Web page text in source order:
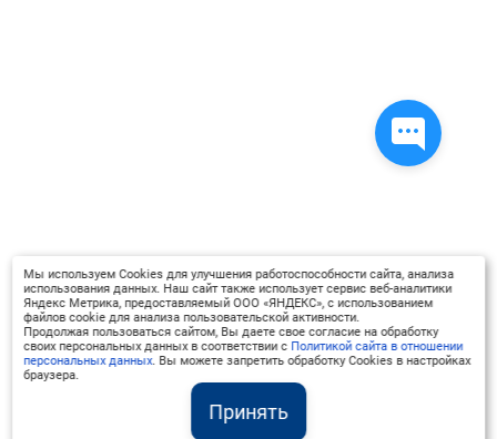
Принять
Мы используем Cookies для улучшения работоспособности сайта, анализа
использования данных. Наш сайт также использует сервис веб-аналитики
Яндекс Метрика, предоставляемый ООО «ЯНДЕКС», с использованием
файлов cookie для анализа пользовательской активности.
Продолжая пользоваться сайтом, Вы даете свое согласие на обработку
своих персональных данных в соответствии с Политикой сайта в отношении
персональных данных. Вы можете запретить обработку Cookies в настройках
браузера.